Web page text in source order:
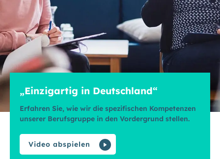
„Einzigartig in Deutschland“
Erfahren Sie, wie wir die spezifischen Kompetenzen
unserer Berufsgruppe in den Vordergrund stellen.
Video abspielen